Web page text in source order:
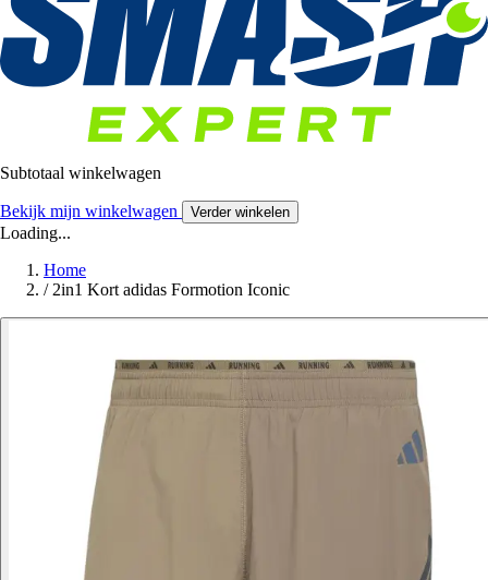
Subtotaal winkelwagen
Bekijk mijn winkelwagen Verder winkelen
Loading...
Home
/ 2in1 Kort adidas Formotion Iconic